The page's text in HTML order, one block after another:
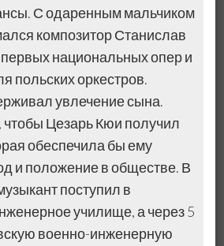
С одаренным мальчиком
композитор Станислав
национальных опер и
польских оркестров.
увлечение сына.
чтобы Цезарь Кюи получил
обеспечила бы ему
и положение в обществе. В
поступил в
училище, а через 5
военно-инженерную